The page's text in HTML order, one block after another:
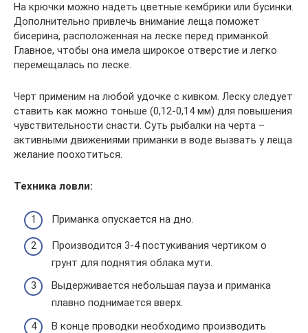
На крючки можно надеть цветные кембрики или бусинки.
Дополнительно привлечь внимание леща поможет
бисерина, расположенная на леске перед приманкой.
Главное, чтобы она имела широкое отверстие и легко
перемещалась по леске.
Черт применим на любой удочке с кивком. Леску следует
ставить как можно тоньше (0,12-0,14 мм) для повышения
чувствительности снасти. Суть рыбалки на черта –
активными движениями приманки в воде вызвать у леща
желание поохотиться.
Техника ловли:
Приманка опускается на дно.
Производится 3-4 постукивания чертиком о
грунт для поднятия облака мути.
Выдерживается небольшая пауза и приманка
плавно поднимается вверх.
В конце проводки необходимо производить